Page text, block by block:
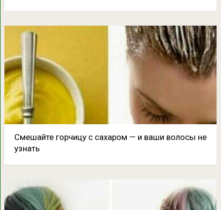
Смешайте горчицу с сахаром — и ваши волосы не
узнать